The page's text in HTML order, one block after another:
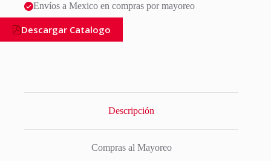
Envíos a Mexico en compras por mayoreo
Descargar Catalogo
Descripción
Compras al Mayoreo